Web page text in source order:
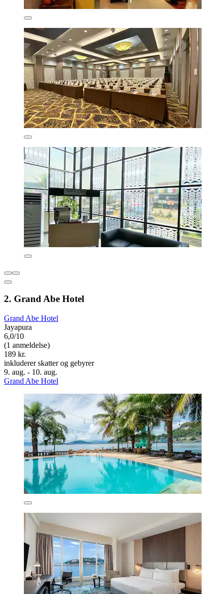
2. Grand Abe Hotel
Grand Abe Hotel
Jayapura
6,0/10
(1 anmeldelse)
189 kr.
inkluderer skatter og gebyrer
9. aug. - 10. aug.
Grand Abe Hotel